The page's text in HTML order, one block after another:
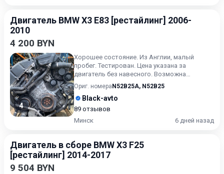
Двигатель BMW X3 E83 [рестайлинг] 2006-
2010
4 200 BYN
4
Хорошее состояние. Из Англии, малый
пробег. Тестирован. Цена указана за
двигатель без навесного. Возможна
продажа в сборе. Цену в сборе уточ...
Ориг. номера N52B25A, N52B25
Black-avto
89 отзывов
Минск
6 дней назад
Двигатель в сборе BMW X3 F25
[рестайлинг] 2014-2017
9 504 BYN